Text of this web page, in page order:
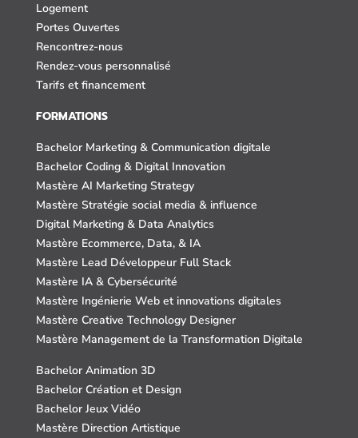
Logement
Portes Ouvertes
Rencontrez-nous
Rendez-vous personnalisé
Tarifs et financement
FORMATIONS
Bachelor Marketing & Communication digitale
Bachelor Coding & Digital Innovation
Mastère AI Marketing Strategy
Mastère Stratégie social media & influence
Digital Marketing & Data Analytics
Mastère Ecommerce, Data, & IA
Mastère Lead Développeur Full Stack
Mastère IA & Cybersécurité
Mastère Ingénierie Web et innovations digitales
Mastère Creative Technology Designer
Mastère Management de la Transformation Digitale
Bachelor Animation 3D
Bachelor Création et Design
Bachelor Jeux Vidéo
Mastère Direction Artistique